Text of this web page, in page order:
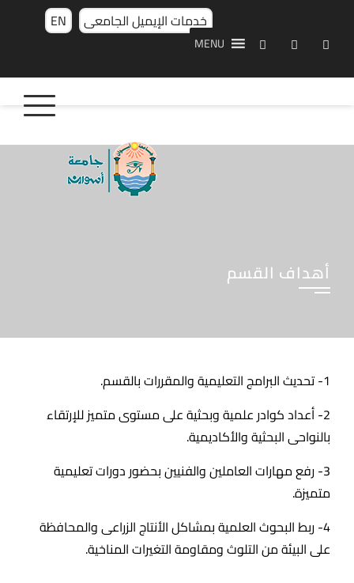
EN خدمات الإيميل الجامعى
MENU
أهداف القسم
1- تحديث البرامج التعليمية والمقررات بالقسم.
2- أعداد كوادر علمية وبحثية على مستوى متميز للإرتقاء
بالنواحى البحثية والأكاديمية.
3- رفع مهارات العاملين والفنيين بحضور دورات تعليمية
متميزة.
4- ربط البحوث العلمية بمشاكل الأنتاج الزراعى والمحافظة
على البيئة من التلوث ومقاومة التغيرات المناخية.